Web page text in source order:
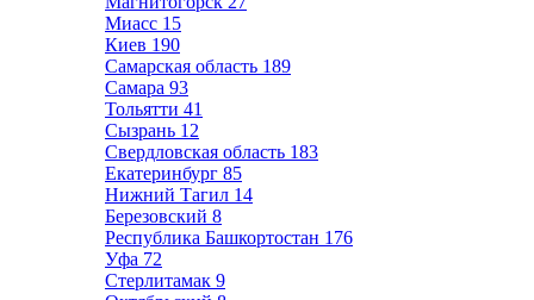
Миасс 15
Киев 190
Самарская область 189
Самара 93
Тольятти 41
Сызрань 12
Свердловская область 183
Екатеринбург 85
Нижний Тагил 14
Березовский 8
Республика Башкортостан 176
Уфа 72
Стерлитамак 9